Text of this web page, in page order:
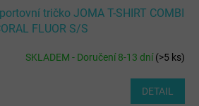
tričko JOMA T-SHIRT COMBI
FLUOR S/S
SKLADEM - Doručení 8-13 dní(>5 ks)
DETAIL